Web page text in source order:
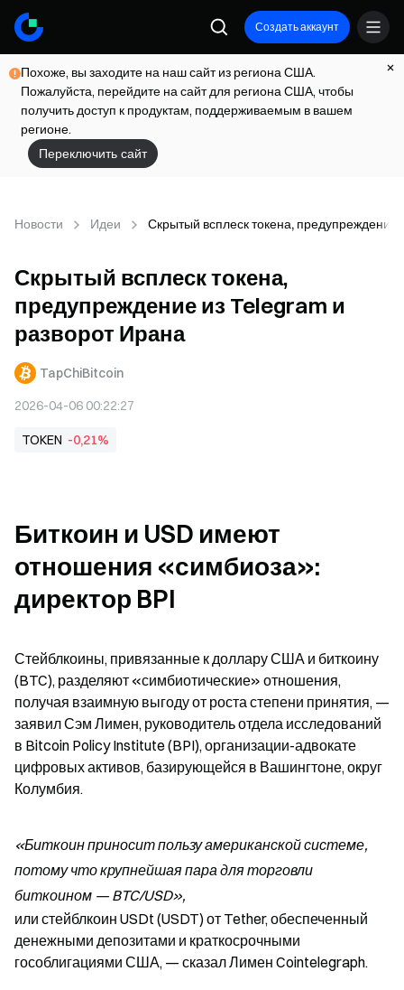
Создать аккаунт
Похоже, вы заходите на наш сайт из региона США.
Пожалуйста, перейдите на сайт для региона США, чтобы
получить доступ к продуктам, поддерживаемым в вашем
регионе.
Переключить сайт
Новости Идеи Скрытый всплеск токена,
Скрытый всплеск токена,
предупреждение из Telegram и
разворот Ирана
TapChiBitcoin
2026-04-06 00:22:27
TOKEN -0,21%
Биткоин и USD имеют
отношения «симбиоза»:
директор BPI
Стейблкоины, привязанные к доллару США и биткоину
(BTC), разделяют «симбиотические» отношения,
получая взаимную выгоду от роста степени принятия, —
заявил Сэм Лимен, руководитель отдела исследований
в Bitcoin Policy Institute (BPI), организации-адвокате
цифровых активов, базирующейся в Вашингтоне, округ
Колумбия.
«Биткоин приносит пользу американской системе,
потому что крупнейшая пара для торговли
биткоином — BTC/USD»,
или стейблкоин USDt (USDT) от Tether, обеспеченный
денежными депозитами и краткосрочными
гособлигациями США, — сказал Лимен Cointelegraph.